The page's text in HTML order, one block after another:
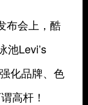
布会上，酷
池Levi’s
化品牌、色
高杆！